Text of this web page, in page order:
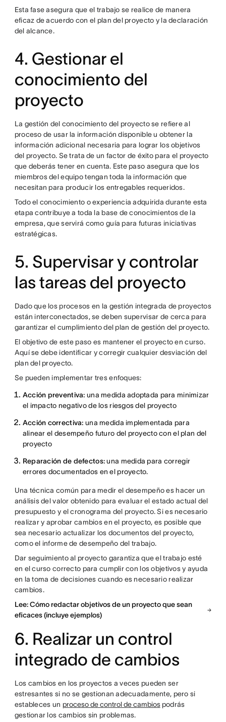
Esta fase asegura que el trabajo se realice de manera
eficaz de acuerdo con el plan del proyecto y la declaración
del alcance.
4. Gestionar el
conocimiento del
proyecto
La gestión del conocimiento del proyecto se refiere al
proceso de usar la información disponible u obtener la
información adicional necesaria para lograr los objetivos
del proyecto. Se trata de un factor de éxito para el proyecto
que deberás tener en cuenta. Este paso asegura que los
miembros del equipo tengan toda la información que
necesitan para producir los entregables requeridos.
Todo el conocimiento o experiencia adquirida durante esta
etapa contribuye a toda la base de conocimientos de la
empresa, que servirá como guía para futuras iniciativas
estratégicas.
5. Supervisar y controlar
las tareas del proyecto
Dado que los procesos en la gestión integrada de proyectos
están interconectados, se deben supervisar de cerca para
garantizar el cumplimiento del plan de gestión del proyecto.
El objetivo de este paso es mantener el proyecto en curso.
Aquí se debe identificar y corregir cualquier desviación del
plan del proyecto.
Se pueden implementar tres enfoques:
Acción preventiva: una medida adoptada para minimizar
el impacto negativo de los riesgos del proyecto
Acción correctiva: una medida implementada para
alinear el desempeño futuro del proyecto con el plan del
proyecto
Reparación de defectos:una medida para corregir
errores documentados en el proyecto.
Una técnica común para medir el desempeño es hacer un
análisis del valor obtenido para evaluar el estado actual del
presupuesto y el cronograma del proyecto. Si es necesario
realizar y aprobar cambios en el proyecto, es posible que
sea necesario actualizar los documentos del proyecto,
como el informe de desempeño del trabajo.
Dar seguimiento al proyecto garantiza que el trabajo esté
en el curso correcto para cumplir con los objetivos y ayuda
en la toma de decisiones cuando es necesario realizar
cambios.
Lee: Cómo redactar objetivos de un proyecto que sean
eficaces (incluye ejemplos)
6. Realizar un control
integrado de cambios
Los cambios en los proyectos a veces pueden ser
estresantes si no se gestionan adecuadamente, pero si
estableces un proceso de control de cambiospodrás
gestionar los cambios sin problemas.